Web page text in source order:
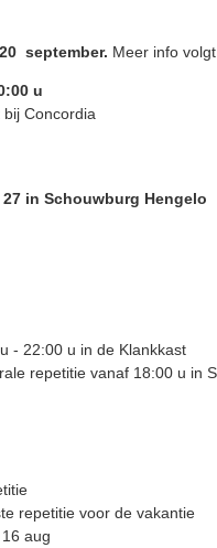
september. Meer info
u
Concordia
27 in Schouwburg Hengelo
- 22:00 u in de Klankkast
repetitie vanaf 18:00 u in
repetitie voor de vakantie
aug